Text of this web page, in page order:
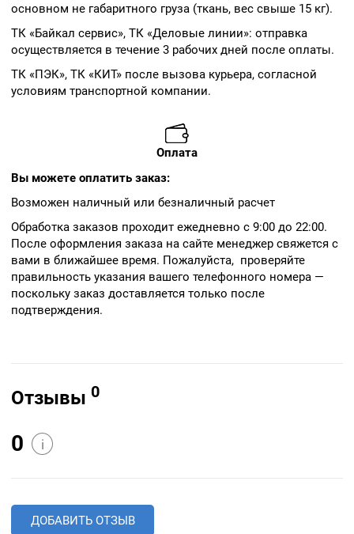
основном не габаритного груза (ткань, вес свыше 15 кг).
ТК «Байкал сервис», ТК «Деловые линии»: отправка
осуществляется в течение 3 рабочих дней после оплаты.
ТК «ПЭК», ТК «КИТ» после вызова курьера, согласной
условиям транспортной компании.
Оплата
Вы можете оплатить заказ:
Возможен наличный или безналичный расчет
Обработка заказов проходит ежедневно с 9:00 до 22:00.
После оформления заказа на сайте менеджер свяжется с
вами в ближайшее время. Пожалуйста, проверяйте
правильность указания вашего телефонного номера —
поскольку заказ доставляется только после
подтверждения.
Отзывы 0
0 i
ДОБАВИТЬ ОТЗЫВ